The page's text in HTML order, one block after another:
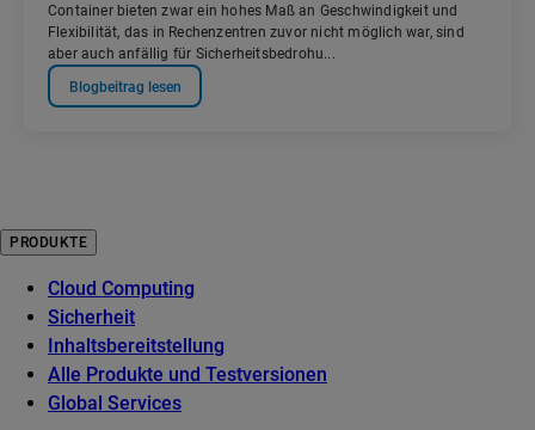
Container bieten zwar ein hohes Maß an Geschwindigkeit und
Flexibilität, das in Rechenzentren zuvor nicht möglich war, sind
aber auch anfällig für Sicherheitsbedrohu...
Blogbeitrag lesen
PRODUKTE
Cloud Computing
Sicherheit
Inhaltsbereitstellung
Alle Produkte und Testversionen
Global Services